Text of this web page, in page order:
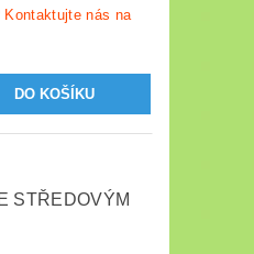
nás na
STŘEDOVÝM